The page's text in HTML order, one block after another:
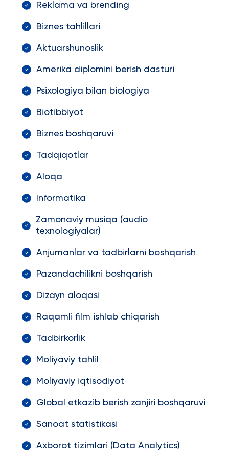
Reklama va brending
Biznes tahlillari
Aktuarshunoslik
Amerika diplomini berish dasturi
Psixologiya bilan biologiya
Biotibbiyot
Biznes boshqaruvi
Tadqiqotlar
Aloqa
Informatika
Zamonaviy musiqa (audio
texnologiyalar)
Anjumanlar va tadbirlarni boshqarish
Pazandachilikni boshqarish
Dizayn aloqasi
Raqamli film ishlab chiqarish
Tadbirkorlik
Moliyaviy tahlil
Moliyaviy iqtisodiyot
Global etkazib berish zanjiri boshqaruvi
Sanoat statistikasi
Axborot tizimlari (Data Analytics)